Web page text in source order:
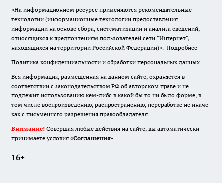
«На информационном ресурсе применяются рекомендательные
технологии (информационные технологии предоставления
информации на основе сбора, систематизации и анализа сведений,
относящихся к предпочтениям пользователей сети "Интернет",
находящихся на территории Российской Федерации)». Подробнее
Политика конфиденциальности и обработки персональных данных
Вся информация, размещенная на данном сайте, охраняется в
соответствии с законодательством РФ об авторском праве и не
подлежит использованию кем-либо в какой бы то ни было форме, в
том числе воспроизведению, распространению, переработке не иначе
как с письменного разрешения правообладателя.
Внимание! Совершая любые действия на сайте, вы автоматически
принимаете условия «Cоглашения»
16+